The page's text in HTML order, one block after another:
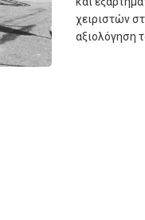
χειριστών
αξιολόγηση